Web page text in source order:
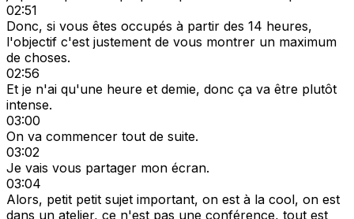
02:51
Donc, si vous êtes occupés à partir des 14 heures,
l'objectif c'est justement de vous montrer un maximum
de choses.
02:56
Et je n'ai qu'une heure et demie, donc ça va être plutôt
intense.
03:00
On va commencer tout de suite.
03:02
Je vais vous partager mon écran.
03:04
Alors, petit petit sujet important, on est à la cool, on est
dans un atelier, ce n'est pas une conférence, tout est